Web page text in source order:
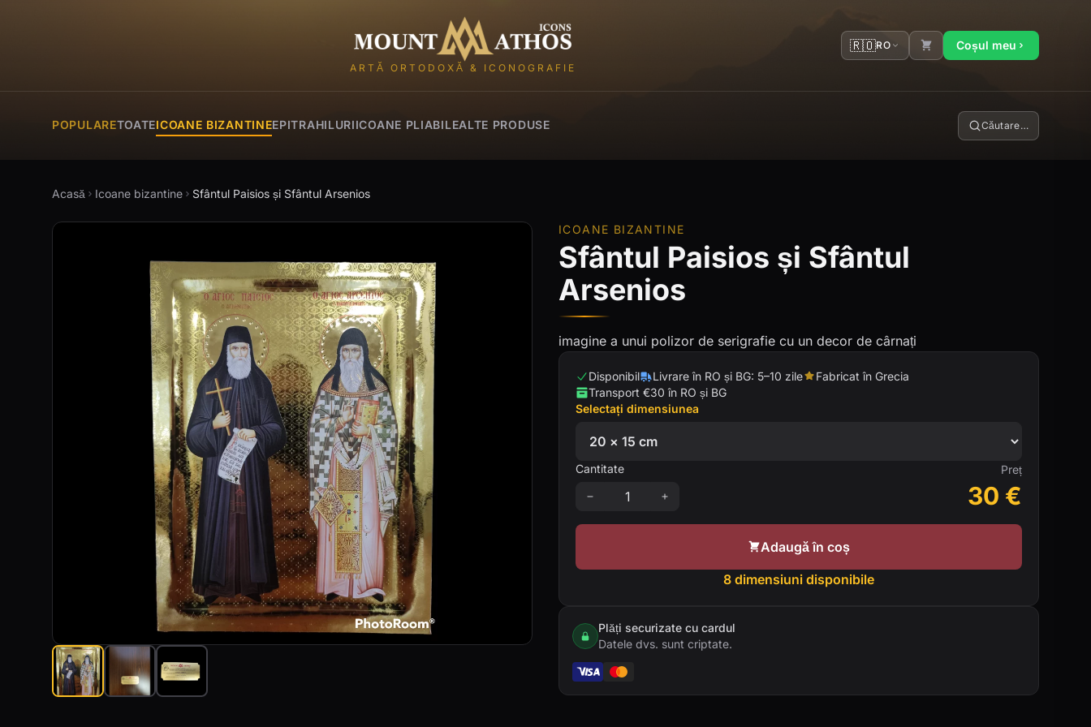
Mount Athos Icons
ARTĂ ORTODOXĂ & ICONOGRAFIE
🇷🇴RO Coșul meu
POPULARETOATEICOANE BIZANTINEEPITRAHILURIICOANE PLIABILEALTE PRODUSE Căutare…
Acasă Icoane bizantine Sfântul Paisios și Sfântul Arsenios
ICOANE BIZANTINE
Sfântul Paisios și Sfântul
Arsenios
imagine a unui polizor de serigrafie cu un decor de cârnați
Disponibil Livrare în RO și BG: 5–10 zile
Fabricat în Grecia
Transport €30 în RO și BG
Selectați dimensiunea
Cantitate Preț
30 €
Adaugă în coș
8 dimensiuni disponibile
Plăți securizate cu cardul
Datele dvs. sunt criptate.